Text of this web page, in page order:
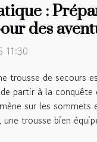
:
des
11:30
trousse de secours
partir à la
sur les sommets
une trousse bien